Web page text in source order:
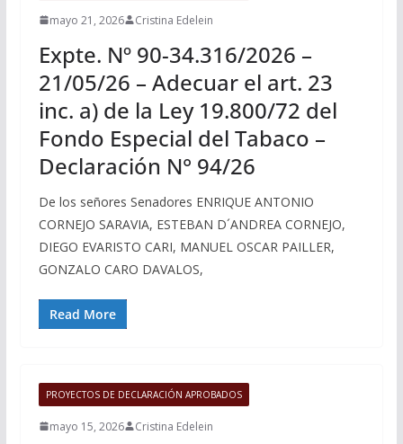
mayo 21, 2026 Cristina Edelein
Expte. Nº 90-34.316/2026 –
21/05/26 – Adecuar el art. 23
inc. a) de la Ley 19.800/72 del
Fondo Especial del Tabaco –
Declaración N° 94/26
De los señores Senadores ENRIQUE ANTONIO
CORNEJO SARAVIA, ESTEBAN D´ANDREA CORNEJO,
DIEGO EVARISTO CARI, MANUEL OSCAR PAILLER,
GONZALO CARO DAVALOS,
Read More
PROYECTOS DE DECLARACIÓN APROBADOS
mayo 15, 2026 Cristina Edelein